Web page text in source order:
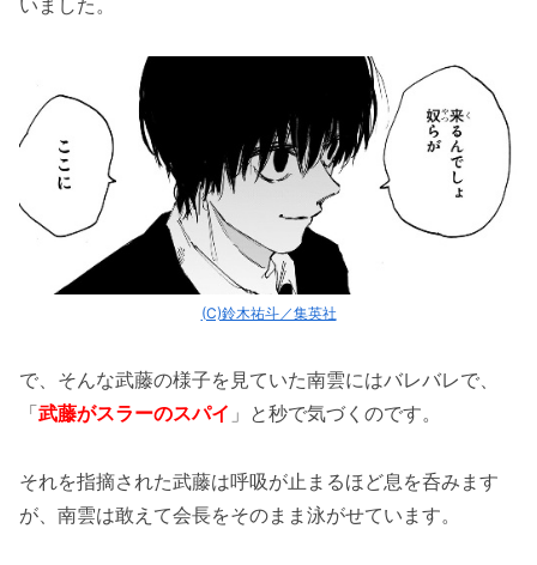
いました。
(C)鈴木祐斗／集英社
で、そんな武藤の様子を見ていた南雲にはバレバレで、
「武藤がスラーのスパイ 」と秒で気づくのです。
それを指摘された武藤は呼吸が止まるほど息を呑みます
が、南雲は敢えて会長をそのまま泳がせています。